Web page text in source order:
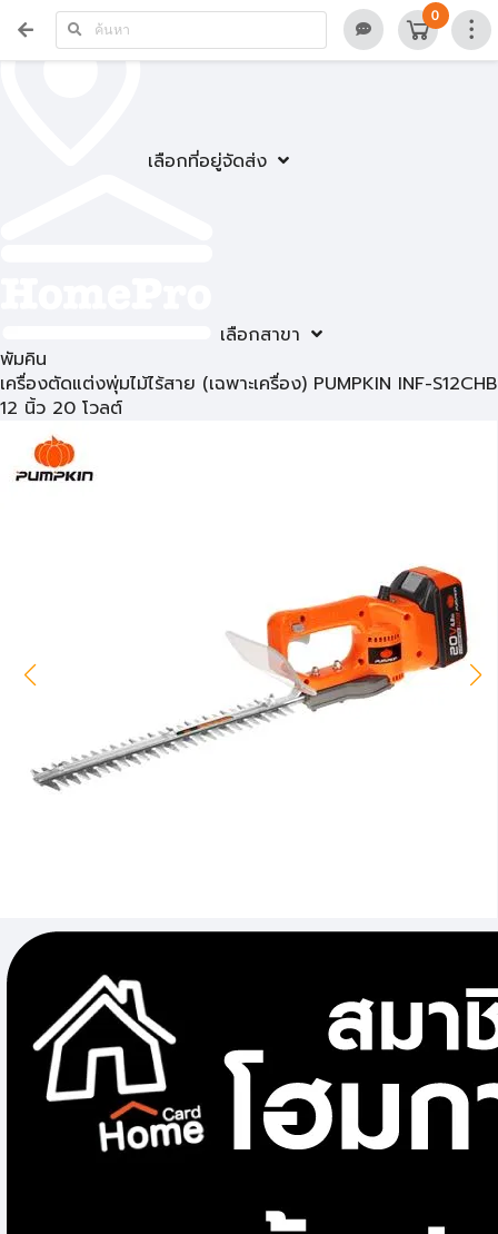
เลือกที่อยู่จัดส่ง
เลือกสาขา
0
พัมคิน
เครื่องตัดแต่งพุ่มไม้ไร้สาย (เฉพาะเครื่อง) PUMPKIN INF-S12CHB
12 นิ้ว 20 โวลต์